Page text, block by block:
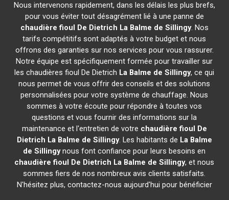
Nous intervenons rapidement, dans les délais les plus brefs,
pour vous éviter tout désagrément lié à une panne de
chaudière fioul De Dietrich La Balme de Sillingy. Nos
tarifs compétitifs sont adaptés à votre budget et nous
offrons des garanties sur nos services pour vous rassurer.
Notre équipe est spécifiquement formée pour travailler sur
les chaudières fioul De Dietrich La Balme de Sillingy, ce qui
nous permet de vous offrir des conseils et des solutions
personnalisées pour votre système de chauffage. Nous
sommes à votre écoute pour répondre à toutes vos
questions et vous fournir des informations sur la
maintenance et l'entretien de votre chaudière fioul De
Dietrich La Balme de Sillingy. Les habitants de La Balme
de Sillingynous font confiance pour leurs besoins en
chaudière fioul De Dietrich La Balme de Sillingy, et nous
sommes fiers de nos nombreux avis clients satisfaits.
N'hésitez plus, contactez-nous aujourd'hui pour bénéficier